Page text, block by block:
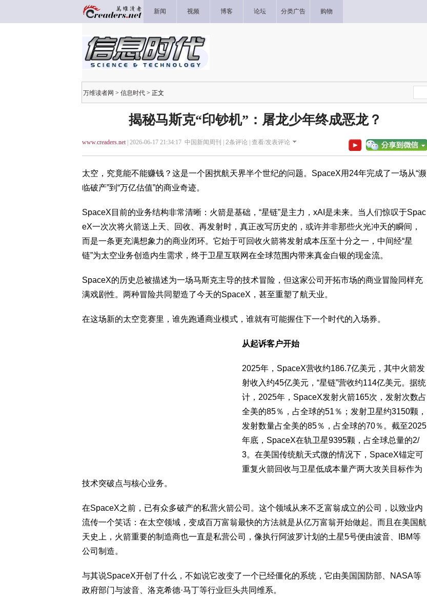
新闻 视频 博客 论坛 分类广告 购物
万维读者网 > 信息时代 > 正文
揭秘马斯克“印钞机”：屠龙少年终成恶龙？
www.creaders.net| 2026-06-17 21:34:17 中国新闻周刊 | 2条评论 | 查看/发表评论
太空，究竟能不能赚钱？这是一个困扰航天界半个世纪的问题。SpaceX用24年完成了一场从“濒
临破产”到“万亿估值”的商业奇迹。
SpaceX目前的业务结构非常清晰：火箭是基础，“星链”是主力，xAI是未来。当人们惊叹于Spac
eX一次次将火箭送上天、回收、再发射时，真正改写历史的，或许并非那些火光冲天的瞬间，
而是一条更充满想象力的商业闭环。它始于可回收火箭将发射成本压至十分之一，中间经“星
链”为太空业务创造内生需求，终于卫星互联网在全球范围内带来真金白银的现金流。
SpaceX的历史总被描述为一场马斯克主导的技术冒险，但这家公司开拓市场的商业冒险同样充
满戏剧性。两种冒险共同塑造了今天的SpaceX，甚至重塑了航天业。
在这场新的太空竞赛里，谁先跑通商业模式，谁就有可能握住下一个时代的入场券。
从起诉客户开始
2025年，SpaceX营收约186.7亿美元，其中火箭发
射收入约45亿美元，“星链”营收约114亿美元。据统
计，2025年，SpaceX发射火箭165次，发射次数占
全美的85％，占全球的51％；发射卫星约3150颗，
发射数量占全美的85％，占全球的70％。截至2025
年底，SpaceX在轨卫星9395颗，占全球总量的2/
3。在美国传统航天式微的情况下，SpaceX锚定可
重复火箭回收与卫星低成本量产两大攻关目标作为
技术突破点与核心业务。
在SpaceX之前，已有众多破产的私营火箭公司。这个领域从来不乏富翁成立的公司，以致业内
流传一个笑话：在太空领域，变成百万富翁最快的方法就是从亿万富翁开始做起。而且在美国航
天史上，火箭重要的制造商也一直是私营公司，像执行阿波罗计划的土星5号便由波音、IBM等
公司制造。
与其说SpaceX开创了什么，不如说它改变了一个已经僵化的系统，它由美国国防部、NASA等
政府部门与波音、洛克希德·马丁等行业巨头共同维系。